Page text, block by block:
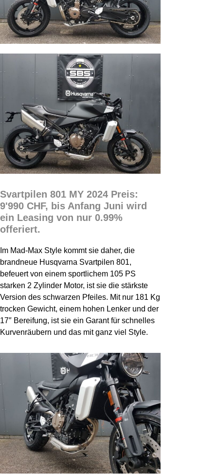
Svartpilen 801 MY 2024 Preis:
9'990 CHF, bis Anfang Juni wird
ein Leasing von nur 0.99%
offeriert.
Im Mad-Max Style kommt sie daher, die
brandneue Husqvarna Svartpilen 801,
befeuert von einem sportlichem 105 PS
starken 2 Zylinder Motor, ist sie die stärkste
Version des schwarzen Pfeiles. Mit nur 181 Kg
trocken Gewicht, einem hohen Lenker und der
17″ Bereifung, ist sie ein Garant für schnelles
Kurvenräubern und das mit ganz viel Style.